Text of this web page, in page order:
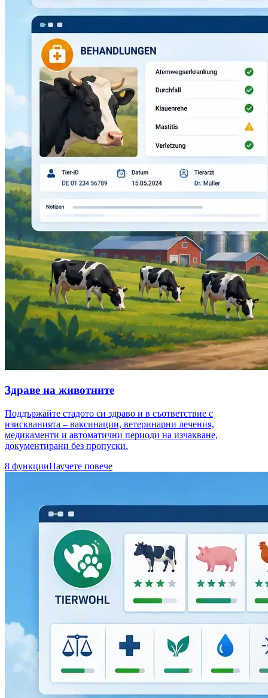
Здраве на животните
Поддържайте стадото си здраво и в съответствие с
изискванията – ваксинации, ветеринарни лечения,
медикаменти и автоматични периоди на изчакване,
документирани без пропуски.
8 функцииНаучете повече